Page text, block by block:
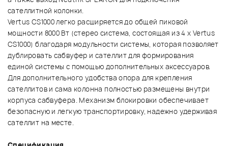
сателлитной колонки.
Vertus CS1000 легко расширяется до общей пиковой
мощности 8000 Вт (стерео система, состоящая из 4 x Vertus
CS1000) благодаря модульности системы, которая позволяет
дублировать сабвуфер и сателлит для формирования
единой системы с помощью дополнительных аксессуаров.
Для дополнительного удобства опора для крепления
сателлитов и сама колонна полностью размещены внутри
корпуса сабвуфера. Механизм блокировки обеспечивает
безопасную и легкую транспортировку, надежно удерживая
сателлит на месте.